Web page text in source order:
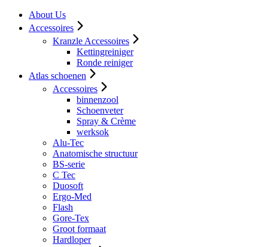
About Us
Accessoires
Kranzle Accessoires
Kettingreiniger
Ronde reiniger
Atlas schoenen
Accessoires
binnenzool
Schoenveter
Spray & Crème
werksok
Alu-Tec
Anatomische structuur
BS-serie
C Tec
Duosoft
Ergo-Med
Flash
Gore-Tex
Groot formaat
Hardloper